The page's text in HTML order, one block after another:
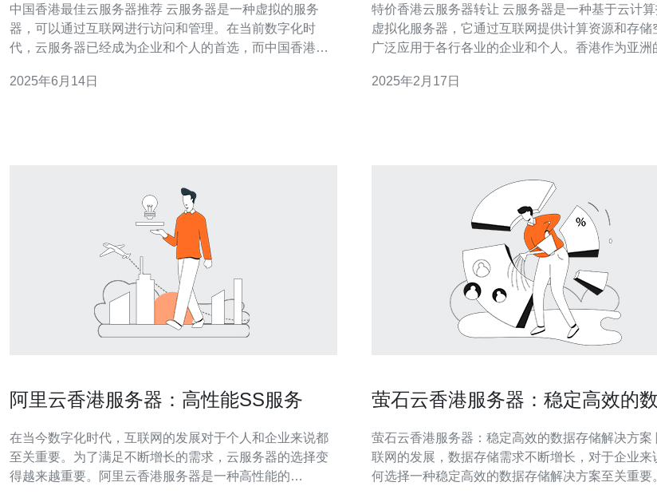
中国香港最佳云服务器推荐 云服务器是一种虚拟的服务
器，可以通过互联网进行访问和管理。在当前数字化时
代，云服务器已经成为企业和个人的首选，而中国香港作
设施，吸引了许多用户选择在这里搭建云服务器。 中国香
2025年6月14日
特价香港云服务器转让 云服务器是一种基于云计算技术的
虚拟化服务器，它通过互联网提供计算资源和存储
广泛应用于各行各业的企业和个人。香港作为亚洲
资源，非常适合设立云服务器。本文将介绍一家特
2025年2月17日
阿里云香港服务器：高性能SS服务
在当今数字化时代，互联网的发展对于个人和企业来说都
至关重要。为了满足不断增长的需求，云服务器的选择变
得越来越重要。阿里云香港服务器是一种高性能的
萤石云香港服务器：稳定高效的
萤石云香港服务器：稳定高效的数据存储解决方案 随着互
联网的发展，数据存储需求不断增长，对于企业来
何选择一种稳定高效的数据存储解决方案至关重要